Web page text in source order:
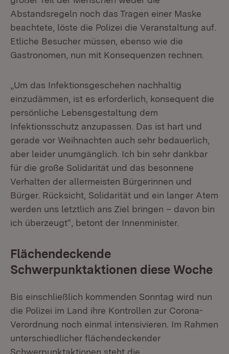
Abstandsregeln noch das Tragen einer Maske
beachtete, löste die Polizei die Veranstaltung auf.
Etliche Besucher müssen, ebenso wie die
Gastronomen, nun mit Konsequenzen rechnen.
„Um das Infektionsgeschehen nachhaltig
einzudämmen, ist es erforderlich, konsequent die
persönliche Lebensgestaltung dem
Infektionsschutz anzupassen. Das ist hart und
gerade vor Weihnachten auch sehr bedauerlich,
aber leider unumgänglich. Ich bin sehr dankbar
für die große Solidarität und das besonnene
Verhalten der allermeisten Bürgerinnen und
Bürger. Rücksicht, Solidarität und ein langer Atem
werden uns letztlich ans Ziel bringen – davon bin
ich überzeugt“, betont der Innenminister.
Flächendeckende
Schwerpunktaktionen diese Woche
Bis einschließlich kommenden Sonntag wird nun
die Polizei im Land ihre Kontrollen zur Corona-
Verordnung noch einmal intensivieren. Im Rahmen
unterschiedlicher flächendeckender
Schwerpunktaktionen steht die